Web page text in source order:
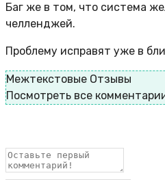
Баг же в том, что система
челленджей.
Проблему исправят уже в
Межтекстовые Отзывы
Посмотреть все